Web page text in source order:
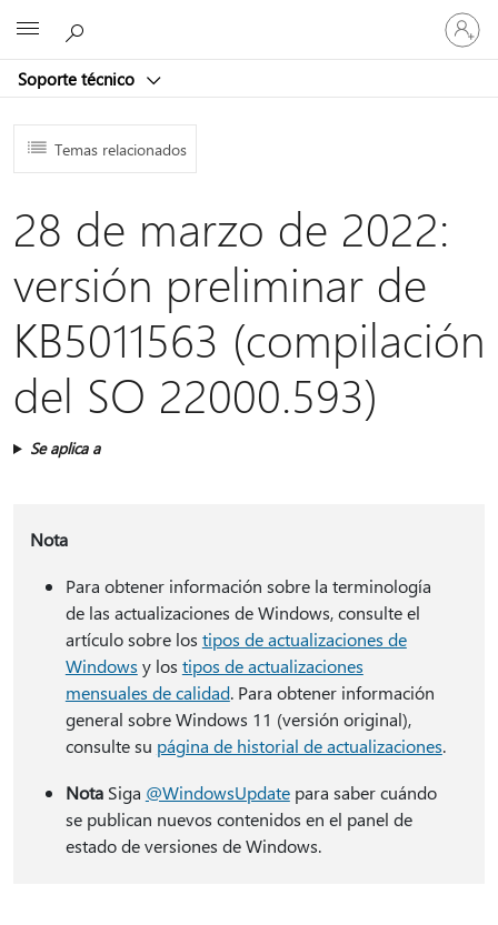
Soporte técnico
Iniciar
sesión
en
cuenta
Temas relacionados
28 de marzo de 2022:
versión preliminar de
KB5011563 (compilación
del SO 22000.593)
Se aplica a
Nota
Para obtener información sobre la terminología
de las actualizaciones de Windows, consulte el
artículo sobre los tipos de actualizaciones de
Windows y los tipos de actualizaciones
mensuales de calidad. Para obtener información
general sobre Windows 11 (versión original),
consulte su página de historial de actualizaciones.
NotaSiga @WindowsUpdatepara saber cuándo
se publican nuevos contenidos en el panel de
estado de versiones de Windows.